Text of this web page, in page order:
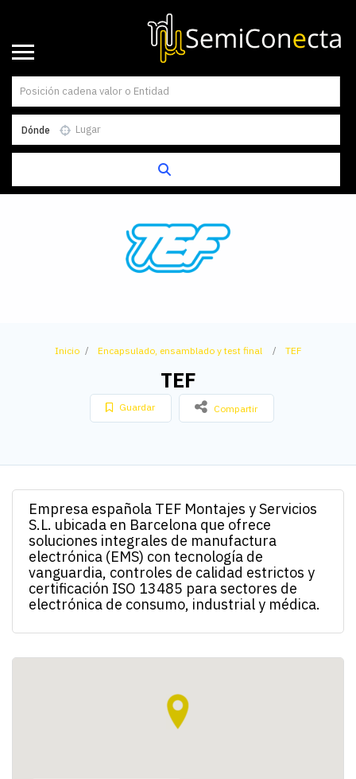
Dónde
Inicio Encapsulado, ensamblado y test final TEF
TEF
Guardar Compartir
Empresa española TEF Montajes y Servicios
S.L. ubicada en Barcelona que ofrece
soluciones integrales de manufactura
electrónica (EMS) con tecnología de
vanguardia, controles de calidad estrictos y
certificación ISO 13485 para sectores de
electrónica de consumo, industrial y médica.